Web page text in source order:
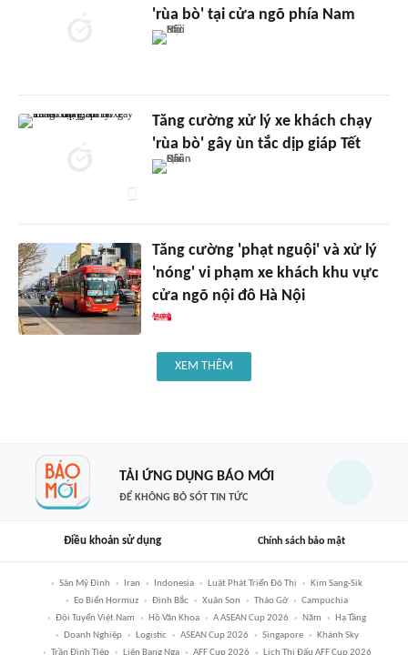
'rùa bò' tại cửa ngõ phía Nam
Tăng cường xử lý xe khách chạy
'rùa bò' gây ùn tắc dịp giáp Tết
Tăng cường 'phạt nguội' và xử lý
'nóng' vi phạm xe khách khu vực
cửa ngõ nội đô Hà Nội
XEM THÊM
TẢI ỨNG DỤNG BÁO MỚI
ĐỂ KHÔNG BỎ SÓT TIN TỨC
Điều khoản sử dụng Chính sách bảo mật
Sân Mỹ Đình Iran Indonesia Luật Phát Triển Đô Thị
Kim Sang-Sik
Eo Biển Hormuz
Đình Bắc Xuân Son Tháo Gỡ
Campuchia
Đội Tuyển Việt Nam
Hồ Văn Khoa A ASEAN Cup 2026 Năm
Hạ Tầng
Doanh Nghiệp
Logistic ASEAN Cup 2026 Singapore
Khánh Sky
Trần Đình Tiệp
Liên Bang Nga AFF Cup 2026 Lịch Thi Đấu AFF Cup 2026